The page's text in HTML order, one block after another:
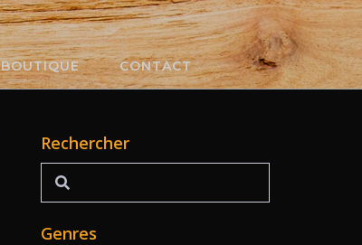
BOUTIQUE CONTACT
Rechercher
Rechercher
Genres